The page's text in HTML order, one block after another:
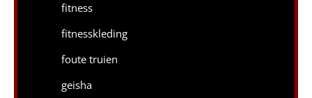
fitness
fitnesskleding
foute truien
geisha